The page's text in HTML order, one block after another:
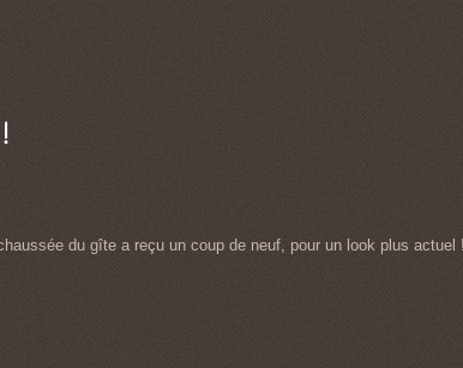
du gîte a reçu un coup de neuf, pour un look plus actuel !